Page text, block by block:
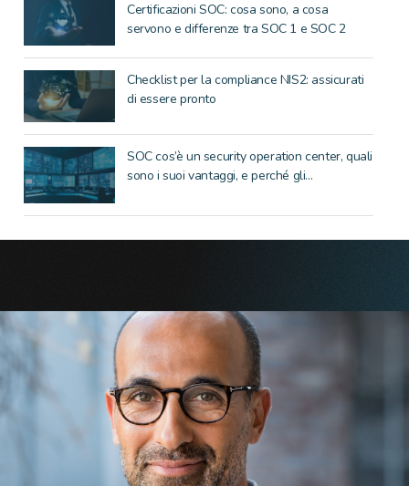
Certificazioni SOC: cosa sono, a cosa
servono e differenze tra SOC 1 e SOC 2
Checklist per la compliance NIS2: assicurati
di essere pronto
SOC cos’è un security operation center, quali
sono i suoi vantaggi, e perché gli...